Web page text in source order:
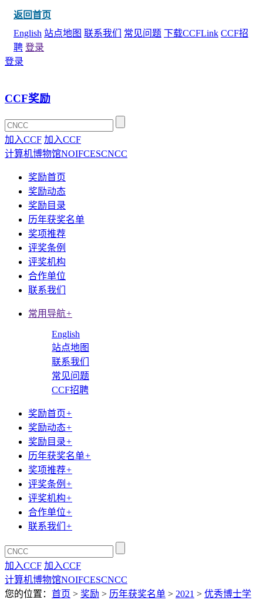
返回首页
English 站点地图 联系我们 常见问题 下载CCFLink CCF招
聘 登录
登录
CCF奖励
加入CCF 加入CCF
计算机博物馆NOIFCESCNCC
奖励首页
奖励动态
奖励目录
历年获奖名单
奖项推荐
评奖条例
评奖机构
合作单位
联系我们
常用导航+
English
站点地图
联系我们
常见问题
CCF招聘
奖励首页+
奖励动态+
奖励目录+
历年获奖名单+
奖项推荐+
评奖条例 +
评奖机构+
合作单位+
联系我们 +
加入CCF 加入CCF
计算机博物馆NOIFCESCNCC
您的位置： 首页 > 奖励 > 历年获奖名单 > 2021 > 优秀博士学